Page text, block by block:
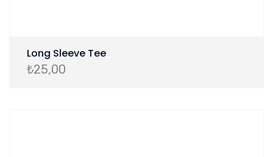
Long Sleeve Tee
₺25,00